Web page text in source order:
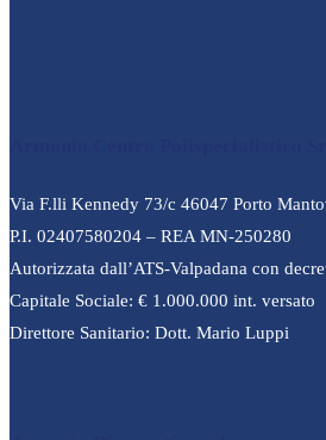
Via F.lli Kennedy 73/c 46047 Porto
P.I. 02407580204 – REA MN-250280
Autorizzata dall’ATS-Valpadana con
Capitale Sociale: € 1.000.000 int. versato
Direttore Sanitario: Dott. Mario Luppi